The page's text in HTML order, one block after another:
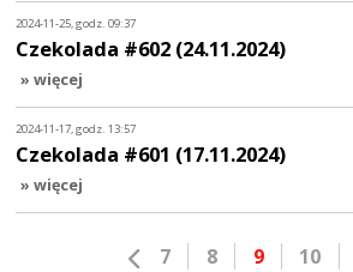
2024-11-25, godz. 09:37
Czekolada #602 (24.11.2024)
» więcej
2024-11-17, godz. 13:57
Czekolada #601 (17.11.2024)
» więcej
7 8 9 10